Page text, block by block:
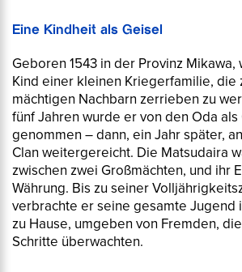
Eine Kindheit als Geisel
Geboren 1543 in der Provinz Mikawa,
Kind einer kleinen Kriegerfamilie, die
mächtigen Nachbarn zerrieben zu
fünf Jahren wurde er von den Oda als
genommen – dann, ein Jahr später,
Clan weitergereicht. Die Matsudaira
zwischen zwei Großmächten, und ihr
Währung. Bis zu seiner
verbrachte er seine gesamte Jugend
zu Hause, umgeben von Fremden,
Schritte überwachten.